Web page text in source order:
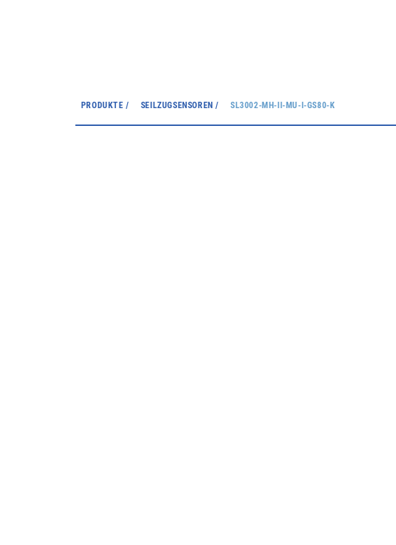
PRODUKTE / SEILZUGSENSOREN / SL3002-MH-II-MU-I-GS80-K